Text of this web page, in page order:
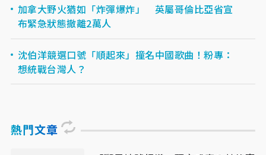
加拿大野火猶如「炸彈爆炸」 英屬哥倫比亞省宣
布緊急狀態撤離2萬人
沈伯洋競選口號「順起來」撞名中國歌曲！粉專：
想統戰台灣人？
熱門文章